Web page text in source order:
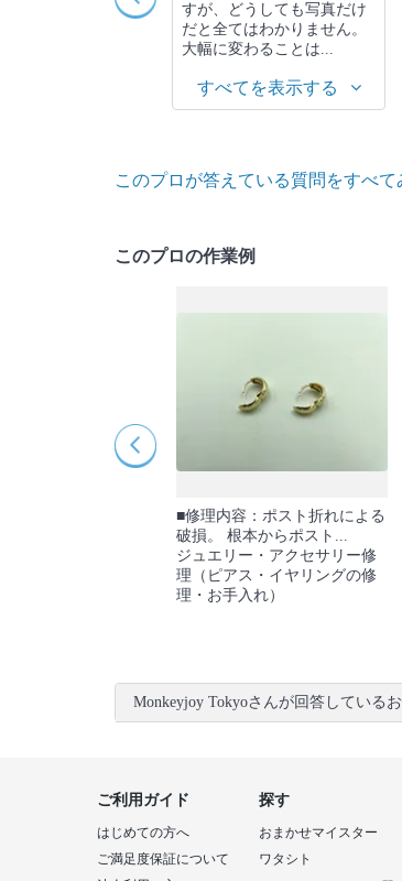
、何かしらの対応
すが、どうしても写真だけ
だと全てはわかりません。
大幅に変わることは...
すべてを表示する
このプロが答えている質問をすべて
このプロの作業例
■修理内容：ポスト折れによる
破損。 根本からポスト...
ジュエリー・アクセサリー修
理（ピアス・イヤリングの修
理・お手入れ）
Monkeyjoy Tokyoさんが回答している
探す
おまかせマイスター
ワタシト
ご利用ガイド
はじめての方へ
ご満足度保証について